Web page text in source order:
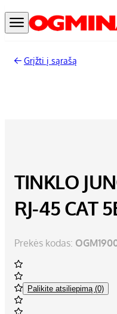
Grįžti į sąrašą
TINKLO
RJ-45 CAT
Prekės kodas:
Palikite atsiliepimą (0)